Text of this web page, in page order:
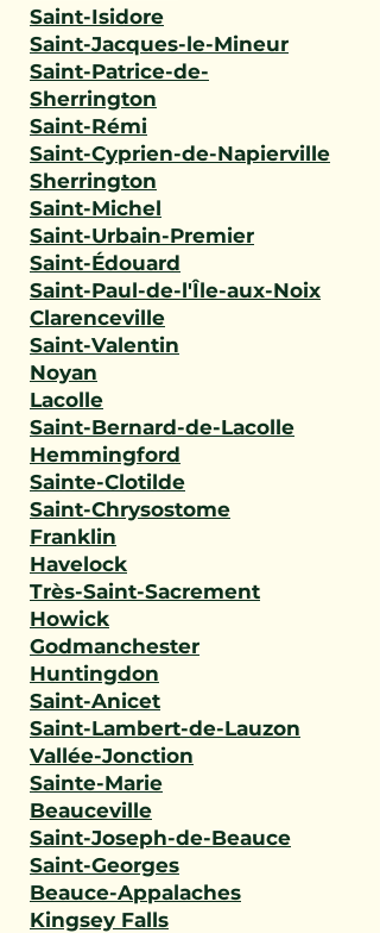
Saint-Isidore
Saint-Jacques-le-Mineur
Saint-Patrice-de-
Sherrington
Saint-Rémi
Saint-Cyprien-de-Napierville
Sherrington
Saint-Michel
Saint-Urbain-Premier
Saint-Édouard
Saint-Paul-de-l'Île-aux-Noix
Clarenceville
Saint-Valentin
Noyan
Lacolle
Saint-Bernard-de-Lacolle
Hemmingford
Sainte-Clotilde
Saint-Chrysostome
Franklin
Havelock
Très-Saint-Sacrement
Howick
Godmanchester
Huntingdon
Saint-Anicet
Saint-Lambert-de-Lauzon
Vallée-Jonction
Sainte-Marie
Beauceville
Saint-Joseph-de-Beauce
Saint-Georges
Beauce-Appalaches
Kingsey Falls